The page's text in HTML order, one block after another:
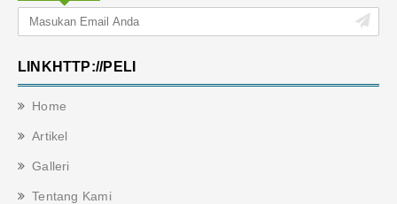
LINKHTTP://PELI
Home
Artikel
Galleri
Tentang Kami